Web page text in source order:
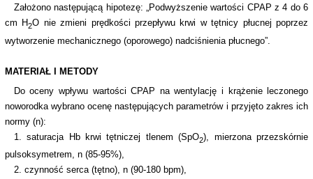
Założono następującą hipotezę: „Podwyższenie wartości CPAP z 4 do 6
cm H2O nie zmieni prędkości przepływu krwi w tętnicy płucnej poprzez
wytworzenie mechanicznego (oporowego) nadciśnienia płucnego”.
MATERIAŁ I METODY
Do oceny wpływu wartości CPAP na wentylację i krążenie leczonego
noworodka wybrano ocenę następujących parametrów i przyjęto zakres ich
normy (n):
1. saturacja Hb krwi tętniczej tlenem (SpO2), mierzona przezskórnie
pulsoksymetrem, n (85-95%),
2. czynność serca (tętno), n (90-180 bpm),